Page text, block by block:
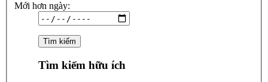
Mới hơn ngày:
Tìm kiếm hữu ích